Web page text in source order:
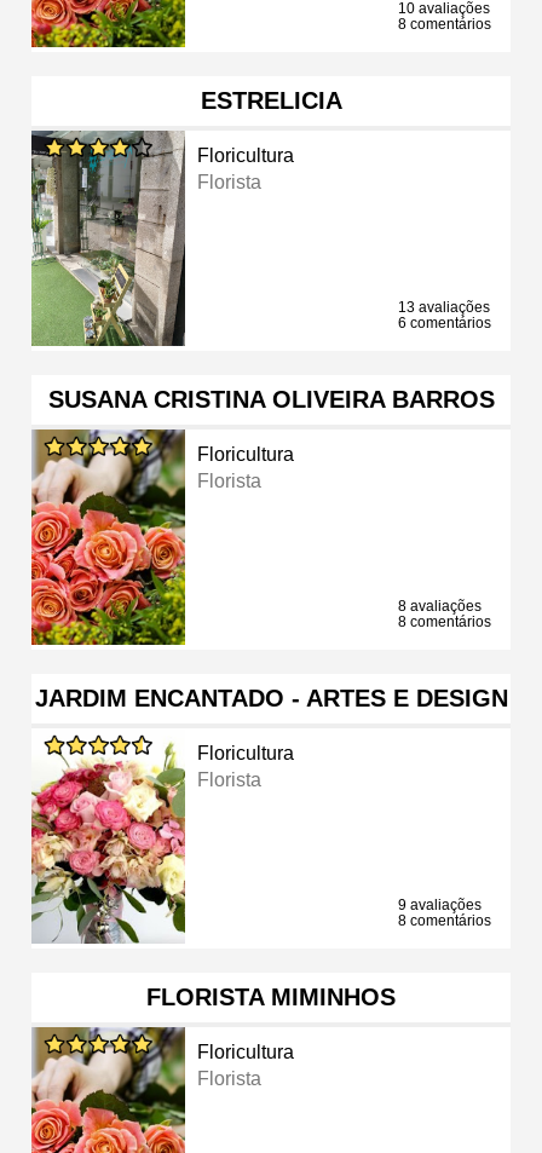
10 avaliações
8 comentários
ESTRELICIA
Floricultura
Florista
13 avaliações
6 comentários
SUSANA CRISTINA OLIVEIRA BARROS
Floricultura
Florista
8 avaliações
8 comentários
JARDIM ENCANTADO - ARTES E DESIGN
Floricultura
Florista
9 avaliações
8 comentários
FLORISTA MIMINHOS
Floricultura
Florista